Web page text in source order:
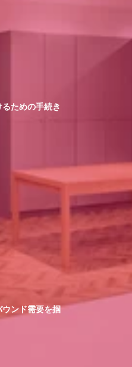
ための手続き
ンド需要を掴